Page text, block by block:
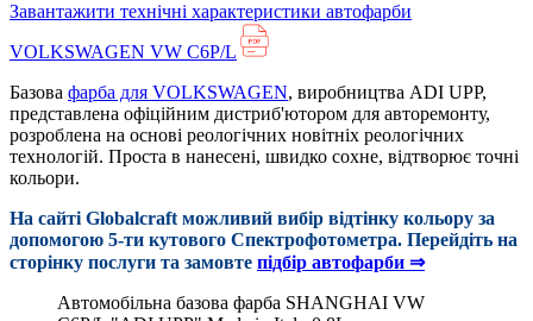
Завантажити технічні характеристики автофарби
VOLKSWAGEN VW C6P/L
Базова фарба для VOLKSWAGEN, виробництва ADI UPP,
представлена офіційним дистриб'ютором для авторемонту,
розроблена на основі реологічних новітніх реологічних
технологій. Проста в нанесені, швидко сохне, відтворює точні
кольори.
На сайті Globalcraft можливий вибір відтінку кольору за
допомогою 5-ти кутового Cпектрофотометра. Перейдіть на
сторінку послуги та замовте підбір автофарби ⇒
Автомобільна базова фарба SHANGHAI VW